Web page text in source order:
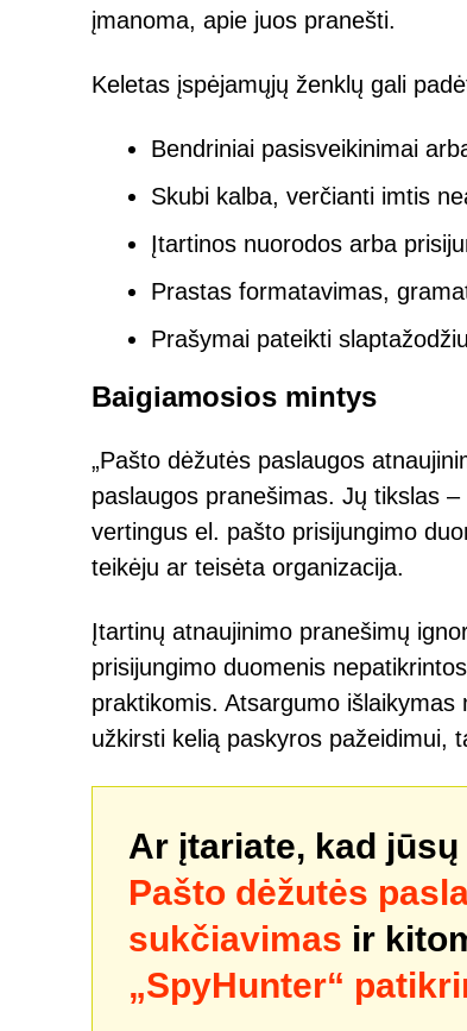
įmanoma, apie juos pranešti.
Keletas įspėjamųjų ženklų gali
Bendriniai pasisveikinimai
Skubi kalba, verčianti imtis
Įtartinos nuorodos arba
Prastas formatavimas,
Prašymai pateikti
Baigiamosios mintys
„Pašto dėžutės paslaugos
paslaugos pranešimas. Jų tikslas
vertingus el. pašto prisijungimo
teikėju ar teisėta organizacija.
Įtartinų atnaujinimo pranešimų
prisijungimo duomenis
praktikomis. Atsargumo
užkirsti kelią paskyros pažeidimui,
Ar įtariate, kad
Pašto dėžutės
sukčiavimas ir
„SpyHunter“